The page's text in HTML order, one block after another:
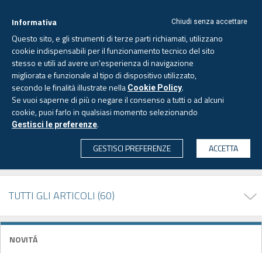
CERCA
Venerdì, 7 agosto 2026 - Aggiornato alle 6.00
PAGINA AUTORE
TUTTI GLI ARTICOLI (60)
NOVITÁ
Chiudi senza accettare
Informativa
Questo sito, e gli strumenti di terze parti richiamati, utilizzano
cookie indispensabili per il funzionamento tecnico del sito
stesso e utili ad avere un'esperienza di navigazione
migliorata e funzionale al tipo di dispositivo utilizzato,
secondo le finalità illustrate nella Cookie Policy.
Se vuoi saperne di più o negare il consenso a tutti o ad alcuni
cookie, puoi farlo in qualsiasi momento selezionando
Gestisci le preferenze.
GESTISCI PREFERENZE
ACCETTA